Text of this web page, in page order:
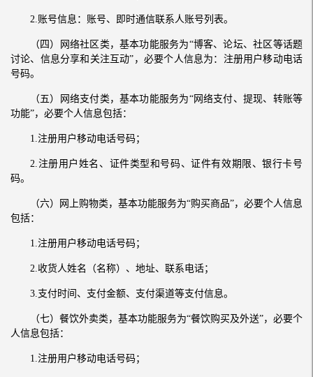
2.账号信息：账号、即时通信联系人账号列表。
（四）网络社区类，基本功能服务为“博客、论坛、社区等话题
讨论、信息分享和关注互动”，必要个人信息为：注册用户移动电话
号码。
（五）网络支付类，基本功能服务为“网络支付、提现、转账等
功能”，必要个人信息包括：
1.注册用户移动电话号码；
2.注册用户姓名、证件类型和号码、证件有效期限、银行卡号
码。
（六）网上购物类，基本功能服务为“购买商品”，必要个人信息
包括：
1.注册用户移动电话号码；
2.收货人姓名（名称）、地址、联系电话；
3.支付时间、支付金额、支付渠道等支付信息。
（七）餐饮外卖类，基本功能服务为“餐饮购买及外送”，必要个
人信息包括：
1.注册用户移动电话号码；